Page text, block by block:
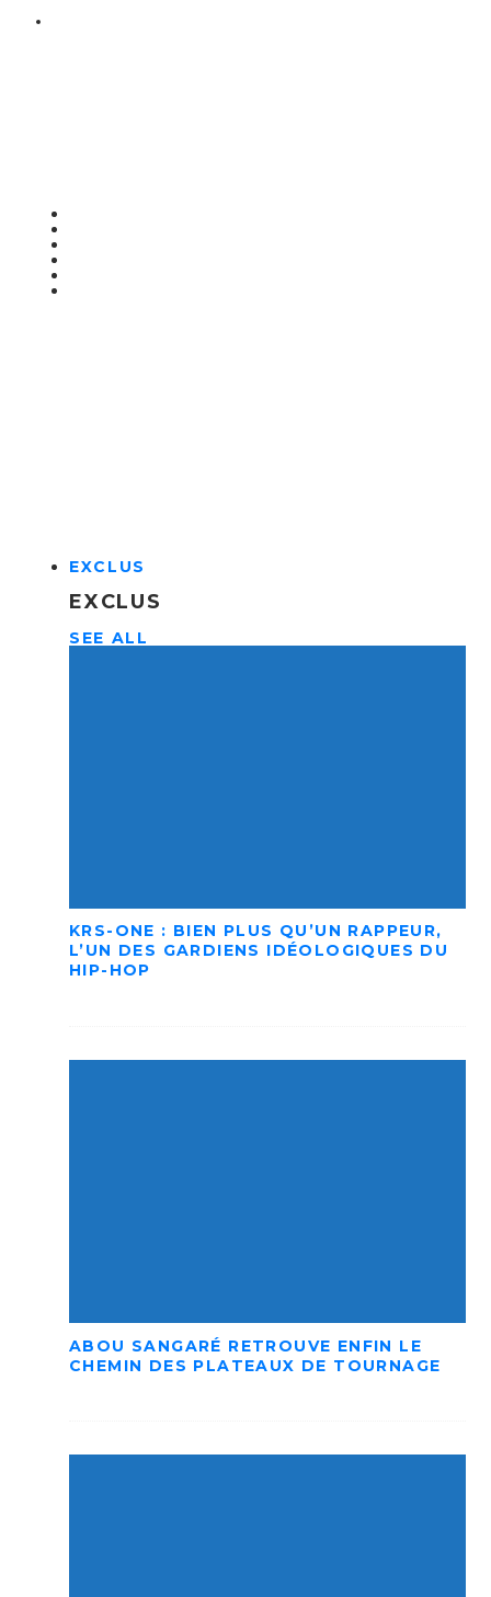
EXCLUS
EXCLUS
SEE ALL
KRS-ONE : BIEN PLUS QU’UN RAPPEUR,
L’UN DES GARDIENS IDÉOLOGIQUES DU
HIP-HOP
ABOU SANGARÉ RETROUVE ENFIN LE
CHEMIN DES PLATEAUX DE TOURNAGE